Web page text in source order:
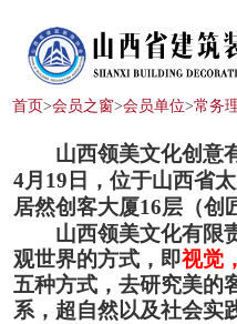
首页>会员之窗>会员单位>常务
山西领美文化创意
4月 19 日，位于山西省
居然创客大厦16层（创
山西领美文化有限
观世界的方式，即视觉
五种方式，去研究美的
系，超自然以及社会实